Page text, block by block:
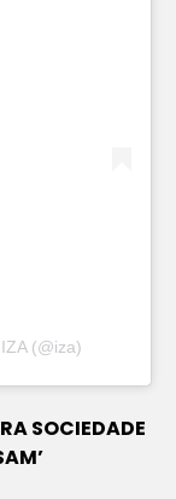
(@iza)
SOCIEDADE